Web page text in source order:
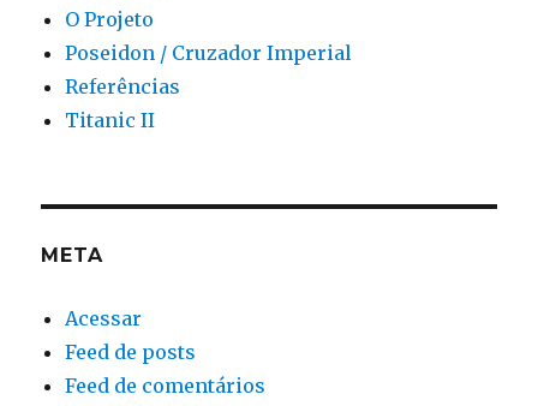
O Projeto
Poseidon / Cruzador Imperial
Referências
Titanic II
META
Acessar
Feed de posts
Feed de comentários